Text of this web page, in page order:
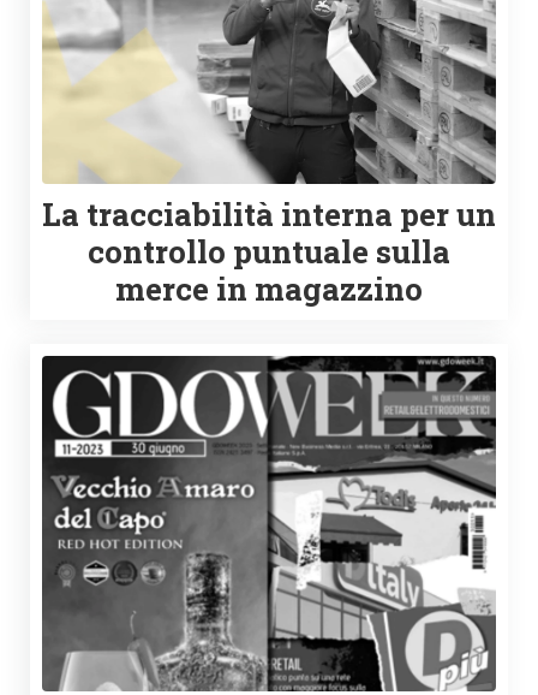
La tracciabilità interna per un
controllo puntuale sulla
merce in magazzino